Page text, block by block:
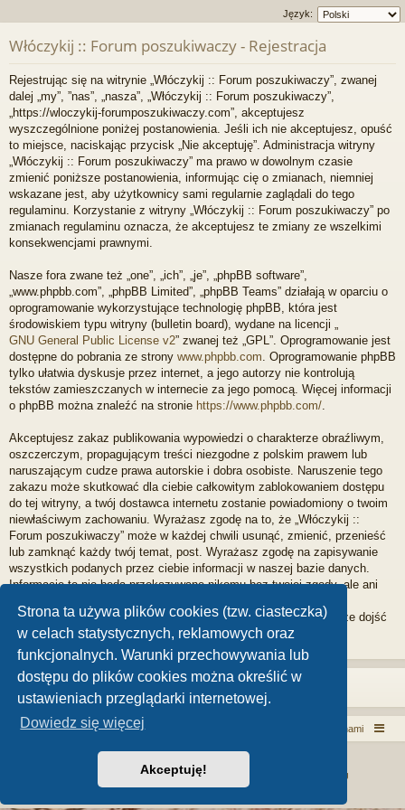
Strona ta używa plików cookies (tzw. ciasteczka)
w celach statystycznych, reklamowych oraz
funkcjonalnych. Warunki przechowywania lub
dostępu do plików cookies można określić w
ustawieniach przeglądarki internetowej.
Dowiedz się więcej
Akceptuję!
Język:
Włóczykij :: Forum poszukiwaczy - Rejestracja
Rejestrując się na witrynie „Włóczykij :: Forum poszukiwaczy”, zwanej
dalej „my”, ”nas”, „nasza”, „Włóczykij :: Forum poszukiwaczy”,
„https://wloczykij-forumposzukiwaczy.com”, akceptujesz
wyszczególnione poniżej postanowienia. Jeśli ich nie akceptujesz, opuść
to miejsce, naciskając przycisk „Nie akceptuję”. Administracja witryny
„Włóczykij :: Forum poszukiwaczy” ma prawo w dowolnym czasie
zmienić poniższe postanowienia, informując cię o zmianach, niemniej
wskazane jest, aby użytkownicy sami regularnie zaglądali do tego
regulaminu. Korzystanie z witryny „Włóczykij :: Forum poszukiwaczy” po
zmianach regulaminu oznacza, że akceptujesz te zmiany ze wszelkimi
konsekwencjami prawnymi.
Nasze fora zwane też „one”, „ich”, „je”, „phpBB software”,
„www.phpbb.com”, „phpBB Limited”, „phpBB Teams” działają w oparciu o
oprogramowanie wykorzystujące technologię phpBB, która jest
środowiskiem typu witryny (bulletin board), wydane na licencji „
GNU General Public License v2” zwanej też „GPL”. Oprogramowanie jest
dostępne do pobrania ze strony www.phpbb.com . Oprogramowanie phpBB
tylko ułatwia dyskusje przez internet, a jego autorzy nie kontrolują
tekstów zamieszczanych w internecie za jego pomocą. Więcej informacji
o phpBB można znaleźć na stronie https://www.phpbb.com/
Akceptujesz zakaz publikowania wypowiedzi o charakterze obraźliwym,
oszczerczym, propagującym treści niezgodne z polskim prawem lub
naruszającym cudze prawa autorskie i dobra osobiste. Naruszenie tego
zakazu może skutkować dla ciebie całkowitym zablokowaniem dostępu
do tej witryny, a twój dostawca internetu zostanie powiadomiony o twoim
niewłaściwym zachowaniu. Wyrażasz zgodę na to, że „Włóczykij ::
Forum poszukiwaczy” może w każdej chwili usunąć, zmienić, przenieść
lub zamknąć każdy twój temat, post. Wyrażasz zgodę na zapisywanie
wszystkich podanych przez ciebie informacji w naszej bazie danych.
Informacje te nie będą przekazywane nikomu bez twojej zgody, ale ani
odpowiedzialności za włamania do witryny, podczas których może dojść
do kradzieży danych.
Włóczykij! Kontakt z nami
Technologię dostarcza
® Forum Software © phpBB Limited
MenSpace - kosmetyki dla mężczyzn
AltexCargo - We keep it moving
Zasady ochrony danych osobowych